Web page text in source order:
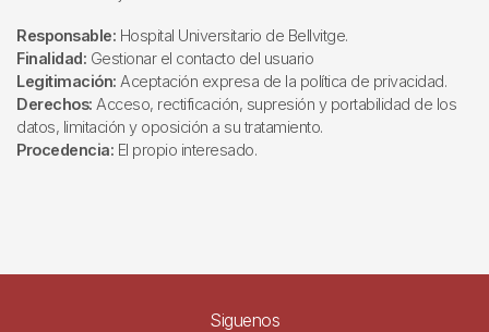
Responsable: Hospital Universitario de Bellvitge.
Finalidad: Gestionar el contacto del usuario
Legitimación: Aceptación expresa de la política de privacidad.
Derechos: Acceso, rectificación, supresión y portabilidad de los
datos, limitación y oposición a su tratamiento.
Procedencia: El propio interesado.
Siguenos